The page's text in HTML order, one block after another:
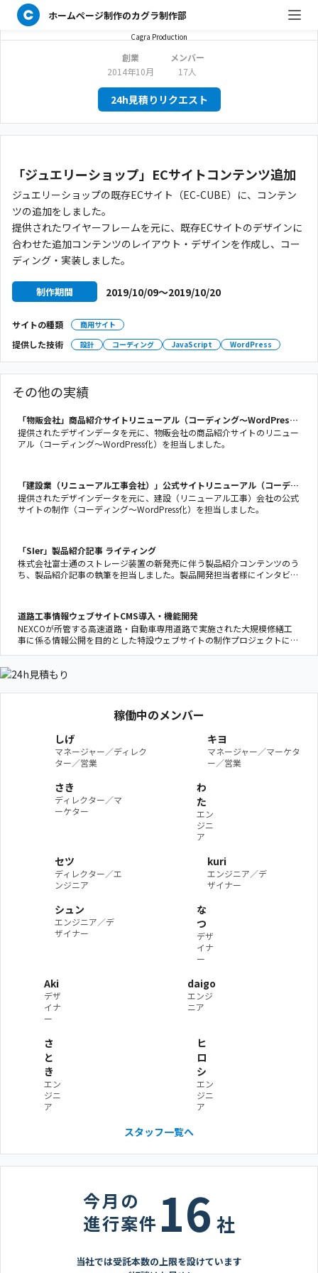
ホームページ制作のカグラ制作部
カグラ制作部
Cagra Production
創業
2014年10月
メンバー
17人
24h見積りリクエスト
「ジュエリーショップ」ECサイトコンテンツ追加
ジュエリーショップの既存ECサイト（EC-CUBE）に、コンテン
ツの追加をしました。
提供されたワイヤーフレームを元に、既存ECサイトのデザインに
合わせた追加コンテンツのレイアウト・デザインを作成し、コー
ディング・実装しました。
制作期間 2019/10/09〜2019/10/20
サイトの種類 商用サイト
提供した技術 設計 コーディング JavaScript WordPress
その他の実績
「物販会社」商品紹介サイトリニューアル（コーディング〜WordPress
化）
提供されたデザインデータを元に、物販会社の商品紹介サイトのリニュー
アル（コーディング〜WordPress化）を担当しました。
「建設業（リニューアル工事会社）」公式サイトリニューアル（コーディ
ング〜WordPress化）
提供されたデザインデータを元に、建設（リニューアル工事）会社の公式
サイトの制作（コーディング〜WordPress化）を担当しました。
「SIer」製品紹介記事 ライティング
株式会社富士通のストレージ装置の新発売に伴う製品紹介コンテンツのう
ち、製品紹介記事の執筆を担当しました。製品開発担当者様にインタビュ
道路工事情報ウェブサイトCMS導入・機能開発
NEXCOが所管する高速道路・自動車専用道路で実施された大規模修繕工
事に係る情報公開を目的とした特設ウェブサイトの制作プロジェクトにお
マに対応しました。
今月の
進行案件 16 社
当社では受託本数の上限を設けています
稼働中のメンバー
しげ
マネージャー／ディレク
ター／営業
キヨ
マネージャー／マーケタ
ー／営業
さき
ディレクター／マ
ーケター
わ
た
エン
ジニ
ア
セツ
ディレクター／エ
ンジニア
kuri
エンジニア／デ
ザイナー
シュン
エンジニア／デ
ザイナー
な
つ
デザ
イナ
ー
Aki
デザ
イナ
ー
daigo
エンジ
ニア
さ
と
き
エン
ジニ
ア
ヒ
ロ
シ
エン
ジニ
ア
スタッフ一覧へ